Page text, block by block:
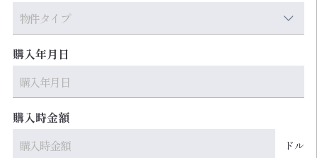
購入年月日
購入時金額
ドル